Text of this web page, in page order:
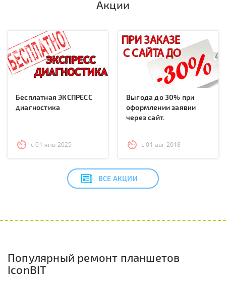
Акции
Бесплатная ЭКСПРЕСС
диагностика
с 01 янв 2025
Выгода до 30% при
оформлении заявки
через сайт.
с 01 авг 2018
ВСЕ АКЦИИ
Популярный ремонт планшетов
IconBIT